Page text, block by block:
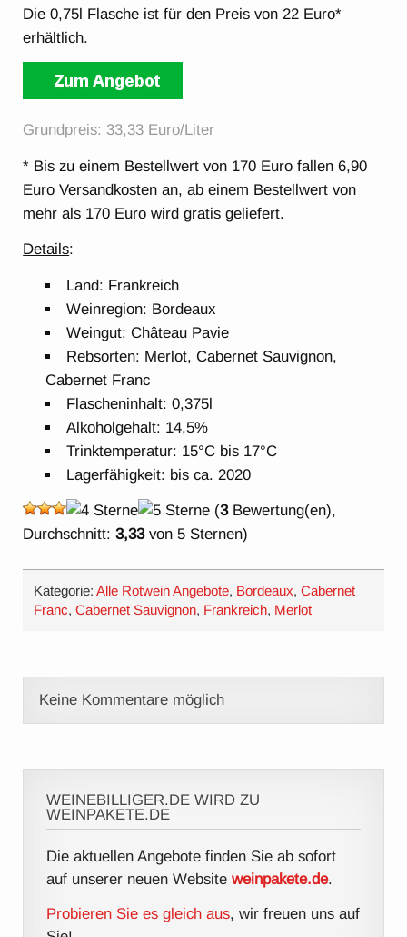
Die 0,75l Flasche ist für den Preis von 22 Euro*
erhältlich.
Grundpreis: 33,33 Euro/Liter
* Bis zu einem Bestellwert von 170 Euro fallen 6,90
Euro Versandkosten an, ab einem Bestellwert von
mehr als 170 Euro wird gratis geliefert.
Details:
Land: Frankreich
Weinregion: Bordeaux
Weingut: Château Pavie
Rebsorten: Merlot, Cabernet Sauvignon,
Cabernet Franc
Flascheninhalt: 0,375l
Alkoholgehalt: 14,5%
Trinktemperatur: 15°C bis 17°C
Lagerfähigkeit: bis ca. 2020
(3Bewertung(en),
Durchschnitt:3,33von 5 Sternen)
Kategorie:Alle Rotwein Angebote, Bordeaux,Cabernet
Franc,Cabernet Sauvignon, Frankreich, Merlot
Keine Kommentare möglich
WEINEBILLIGER.DE WIRD ZU
WEINPAKETE.DE
Die aktuellen Angebote finden Sie ab sofort
auf unserer neuen Websiteweinpakete.de.
Probieren Sie es gleich aus, wir freuen uns auf